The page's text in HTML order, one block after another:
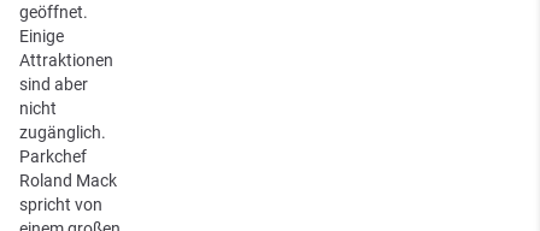
geöffnet.
Einige
Attraktionen
sind aber
nicht
zugänglich.
Parkchef
Roland Mack
spricht von